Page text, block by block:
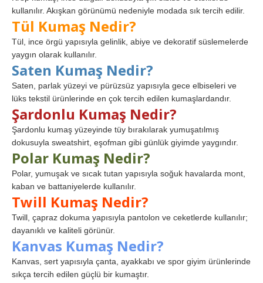
kullanılır. Akışkan görünümü nedeniyle modada sık tercih edilir.
Tül Kumaş Nedir?
Tül, ince örgü yapısıyla gelinlik, abiye ve dekoratif süslemelerde
yaygın olarak kullanılır.
Saten Kumaş Nedir?
Saten, parlak yüzeyi ve pürüzsüz yapısıyla gece elbiseleri ve
lüks tekstil ürünlerinde en çok tercih edilen kumaşlardandır.
Şardonlu Kumaş Nedir?
Şardonlu kumaş yüzeyinde tüy bırakılarak yumuşatılmış
dokusuyla sweatshirt, eşofman gibi günlük giyimde yaygındır.
Polar Kumaş Nedir?
Polar, yumuşak ve sıcak tutan yapısıyla soğuk havalarda mont,
kaban ve battaniyelerde kullanılır.
Twill Kumaş Nedir?
Twill, çapraz dokuma yapısıyla pantolon ve ceketlerde kullanılır;
dayanıklı ve kaliteli görünür.
Kanvas Kumaş Nedir?
Kanvas, sert yapısıyla çanta, ayakkabı ve spor giyim ürünlerinde
sıkça tercih edilen güçlü bir kumaştır.